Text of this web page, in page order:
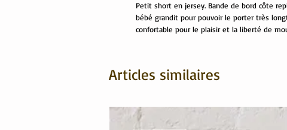
Petit short en jersey. Bande de bord côte
bébé grandit pour pouvoir le porter très
confortable pour le plaisir et la liberté de
Articles similaires